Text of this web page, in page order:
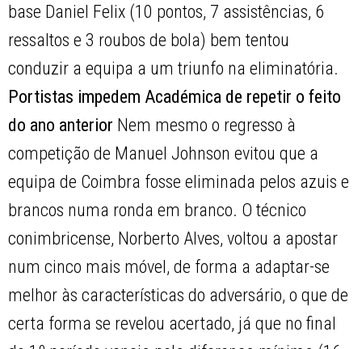
base Daniel Felix (10 pontos, 7 assistências, 6
ressaltos e 3 roubos de bola) bem tentou
conduzir a equipa a um triunfo na eliminatória.
Portistas impedem Académica de repetir o feito
do ano anterior Nem mesmo o regresso à
competição de Manuel Johnson evitou que a
equipa de Coimbra fosse eliminada pelos azuis e
brancos numa ronda em branco. O técnico
conimbricense, Norberto Alves, voltou a apostar
num cinco mais móvel, de forma a adaptar-se
melhor às características do adversário, o que de
certa forma se revelou acertado, já que no final